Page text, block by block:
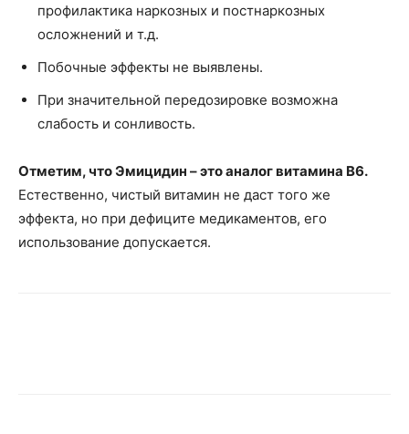
профилактика наркозных и постнаркозных
осложнений и т.д.
Побочные эффекты не выявлены.
При значительной передозировке возможна
слабость и сонливость.
Отметим, что Эмицидин – это аналог витамина В6.
Естественно, чистый витамин не даст того же
эффекта, но при дефиците медикаментов, его
использование допускается.